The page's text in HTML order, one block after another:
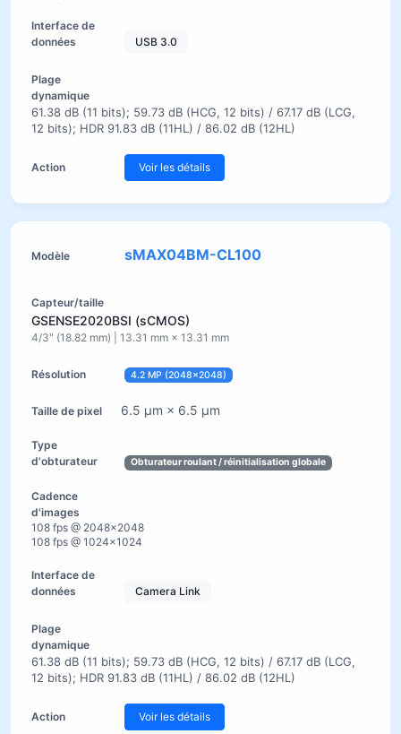
USB 3.0
61.38 dB (11 bits); 59.73 dB (HCG, 12 bits) / 67.17 dB (LCG,
12 bits); HDR 91.83 dB (11HL) / 86.02 dB (12HL)
Voir les détails
sMAX04BM-CL100
GSENSE2020BSI (sCMOS)
4/3" (18.82 mm) | 13.31 mm × 13.31 mm
4.2 MP (2048×2048)
6.5 µm × 6.5 µm
Obturateur roulant / réinitialisation globale
108 fps @ 2048×2048
108 fps @ 1024×1024
Camera Link
61.38 dB (11 bits); 59.73 dB (HCG, 12 bits) / 67.17 dB (LCG,
12 bits); HDR 91.83 dB (11HL) / 86.02 dB (12HL)
Voir les détails